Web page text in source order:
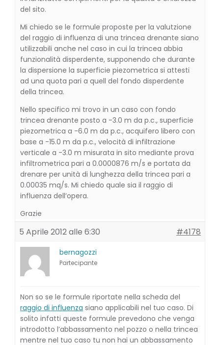
del sito.
Mi chiedo se le formule proposte per la valutzione
del raggio di influenza di una trincea drenante siano
utilizzabili anche nel caso in cui la trincea abbia
funzionalità disperdente, supponendo che durante
la dispersione la superficie piezometrica si attesti
ad una quota pari a quell del fondo disperdente
della trincea.
Nello specifico mi trovo in un caso con fondo
trincea drenante posto a -3.0 m da p.c., superficie
piezometrica a -6.0 m da p.c., acquifero libero con
base a -15.0 m da p.c., velocità di infiltrazione
verticale a -3.0 m misurata in sito mediante prova
infiltrometrica pari a 0.0000876 m/s e portata da
drenare per unità di lunghezza della trincea pari a
0.00035 mq/s. Mi chiedo quale sia il raggio di
influenza dell’opera.
Grazie
5 Aprile 2012 alle 6:30 #4178
bernagozzi
Partecipante
Non so se le formule riportate nella scheda del
raggio di influenza siano applicabili nel tuo caso. Di
solito infatti queste formule prevedono che venga
introdotto l’abbassamento nel pozzo o nella trincea
mentre nel tuo caso tu non hai un abbassamento